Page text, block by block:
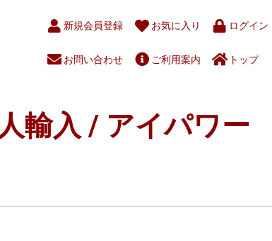
新規会員登録 お気に入り ログイン
お問い合わせ ご利用案内 トップ
輸入 / アイパワー